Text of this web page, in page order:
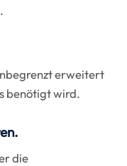
erweitert
benötigt wird.
die